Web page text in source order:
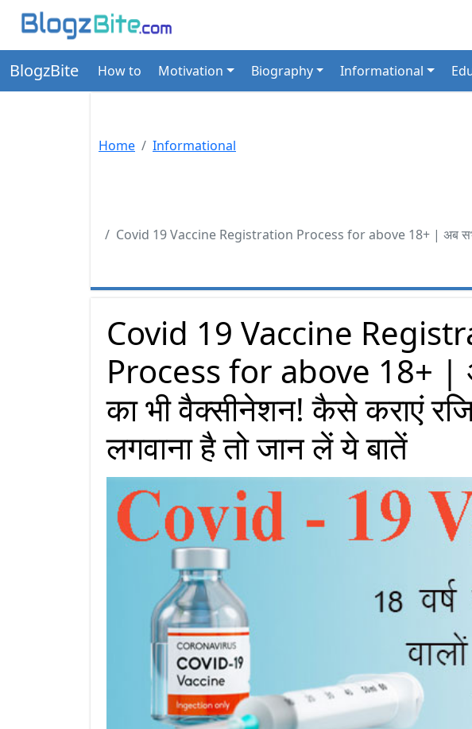
BlogzBite How to Motivation Biography Informational
Home Informational
Covid 19 Vaccine Registration Process for above 18+ | अब सभी
Covid 19 Vaccine
Process for above 18+ |
का भी वैक्सीनेशन! कैसे कराएं
लगवाना है तो जान लें ये बातें